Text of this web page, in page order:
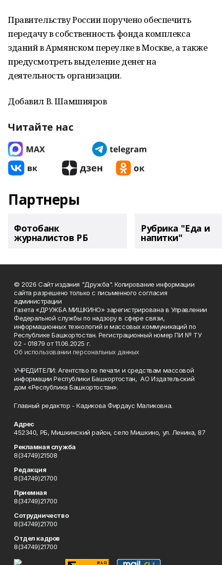
Правительству России поручено обеспечить
передачу в собственность фонда комплекса
зданий в Армянском переулке в Москве, а также
предусмотреть выделение денег на
деятельность организации.
Добавил В. Шамшияров
Читайте нас
Партнеры
Фотобанк
журналистов РБ
Рубрика "Еда и
напитки"
© 2026 Сайт издания "Дружба". Копирование информации
сайта разрешено только с письменного согласия
администрации
Газета «ДРУЖБА МИШКИНО» зарегистрирована в Управлении
Федеральной службы по надзору в сфере связи,
информационных технологий и массовых коммуникаций по
Республике Башкортостан. Регистрационный номер ПИ № ТУ
02 - 01879 от 11.06.2025 г.
Об использовании персональных данных
УЧРЕДИТЕЛИ: Агентство по печати и средствам массовой
информации Республики Башкортостан, АО Издательский
дом «Республика Башкортостан».
Главный редактор - Кадикова Фирдаус Маликовна.
Адрес
452340, РБ, Мишкинский район, село Мишкино, ул. Ленина, 87
Рекламная служба
8(34749)21508
Редакция
8(34749)21700
Приемная
8(34749)21700
Сотрудничество
8(34749)21700
Отдел кадров
8(34749)21700